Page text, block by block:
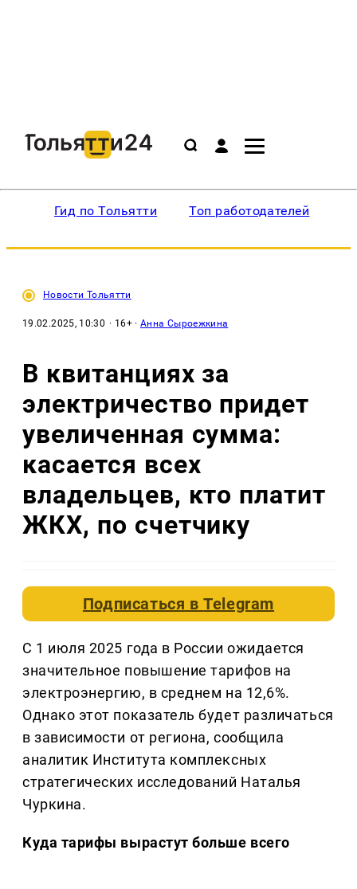
Гид по Тольятти Топ работодателей
Новости Тольятти
19.02.2025, 10:30 · 16+ ·Анна Сыроежкина
В квитанциях за
электричество придет
увеличенная сумма:
касается всех
владельцев, кто платит
ЖКХ, по счетчику
Подписаться вTelegram
С 1 июля 2025 года в России ожидается
значительное повышение тарифов на
электроэнергию, в среднем на 12,6%.
Однако этот показатель будет различаться
в зависимости от региона, сообщила
аналитик Института комплексных
стратегических исследований Наталья
Чуркина.
Куда тарифы вырастут больше всего